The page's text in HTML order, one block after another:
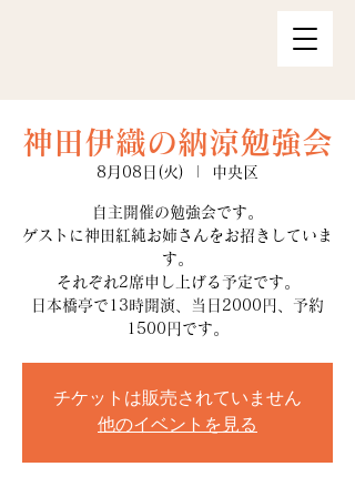
神田伊織の納涼勉強会
8月08日(火) 中央区
自主開催の勉強会です。
ゲストに神田紅純お姉さんをお招きしていま
す。
それぞれ2席申し上げる予定です。
日本橋亭で13時開演、当日2000円、予約
1500円です。
チケットは販売されていません
他のイベントを見る